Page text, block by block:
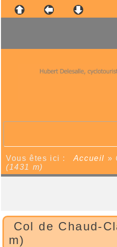
Vous êtes ici : Accueil »
(1431 m)
Col de Chaud-
m)